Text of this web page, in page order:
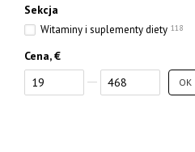
Sekcja
Witaminy i suplementy diety 118
Cena, €
Od Cena, €
Do Cena, € OK